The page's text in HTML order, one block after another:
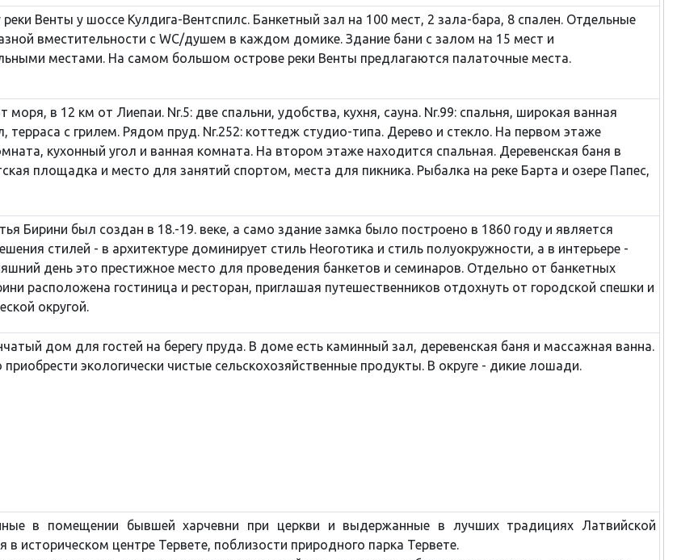
реки Венты у шоссе Кулдига-Вентспилс. Банкетный зал на 100 мест, 2 зала-бара, 8 спален. Отдельные
вместительности с WC/душем в каждом домике. Здание бани с залом на 15 мест и
местами. На самом большом острове реки Венты предлагаются палаточные места.
моря, в 12 км от Лиепаи. Nr.5: две спальни, удобства, кухня, сауна. Nr.99: спальня, широкая ванная
терраса с грилем. Рядом пруд. Nr.252: коттедж студио-типа. Дерево и стекло. На первом этаже
кухонный угол и ванная комната. На втором этаже находится спальная. Деревенская баня в
площадка и место для занятий спортом, места для пикника. Рыбалка на реке Барта и озере Папес,
Бирини был создан в 18.-19. веке, а само здание замка было построено в 1860 году и является
стилей - в архитектуре доминирует стиль Неоготика и стиль полуокружности, а в интерьере -
день это престижное место для проведения банкетов и семинаров. Отдельно от банкетных
расположена гостиница и ресторан, приглашая путешественников отдохнуть от городской спешки и
округой.
дом для гостей на берегу пруда. В доме есть каминный зал, деревенская баня и массажная ванна.
экологически чистые сельскохозяйственные продукты. В округе - дикие лошади.
в помещении бывшей харчевни при церкви и выдержанные в лучших традициях Латвийской
в историческом центре Тервете, поблизости природного парка Тервете.